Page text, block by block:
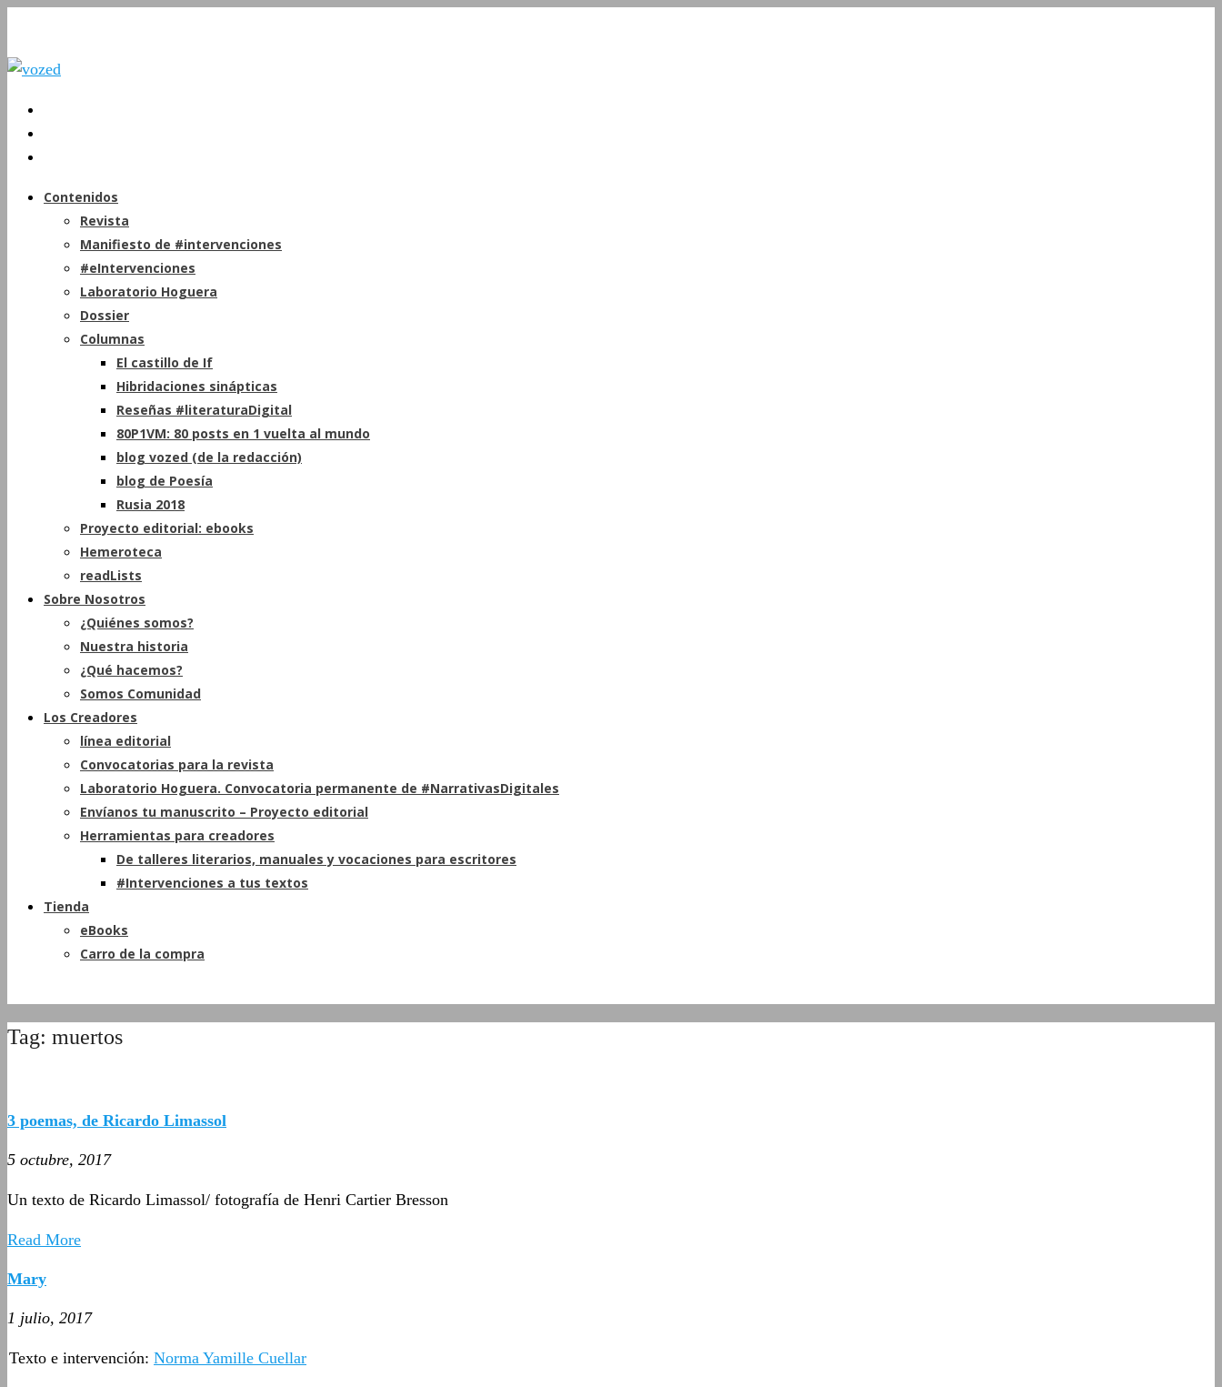
Contenidos
Revista
Manifiesto de #intervenciones
#eIntervenciones
Laboratorio Hoguera
Dossier
Columnas
El castillo de If
Hibridaciones sinápticas
Reseñas #literaturaDigital
80P1VM: 80 posts en 1 vuelta al mundo
blog vozed (de la redacción)
blog de Poesía
Rusia 2018
Proyecto editorial: ebooks
Hemeroteca
readLists
Sobre Nosotros
¿Quiénes somos?
Nuestra historia
¿Qué hacemos?
Somos Comunidad
Los Creadores
línea editorial
Convocatorias para la revista
Laboratorio Hoguera. Convocatoria permanente de #NarrativasDigitales
Envíanos tu manuscrito – Proyecto editorial
Herramientas para creadores
De talleres literarios, manuales y vocaciones para escritores
#Intervenciones a tus textos
Tienda
eBooks
Carro de la compra
Tag: muertos
3 poemas, de Ricardo Limassol
5 octubre, 2017
Un texto de Ricardo Limassol/ fotografía de Henri Cartier Bresson
Read More
Mary
1 julio, 2017
Texto e intervención: Norma Yamille Cuellar